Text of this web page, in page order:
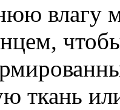
влагу
ткань